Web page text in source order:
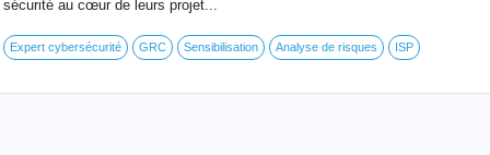
sécurité au cœur de leurs projet...
Expert cybersécurité GRC Sensibilisation Analyse de risques ISP